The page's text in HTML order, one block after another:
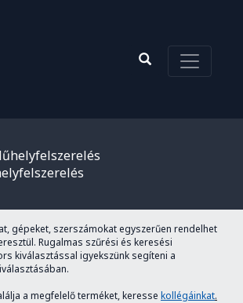
gépeket, szerszámokat egyszerűen rendelhet
Rugalmas szűrési és keresési
kiválasztással igyekszünk segíteni a
a megfelelő terméket, keresse kollégáinkat.